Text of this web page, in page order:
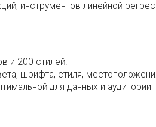
инструментов линейной
и 200 стилей.
шрифта, стиля,
для данных и аудитории